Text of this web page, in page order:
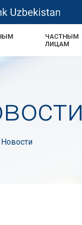
ЧАСТНЫМ
ЛИЦАМ
Новости